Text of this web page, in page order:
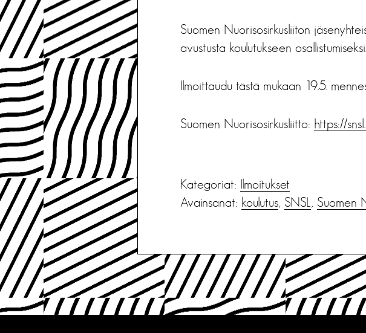
Suomen Nuorisosirkusliiton
avustusta koulutukseen osallistumiseksi.
Ilmoittaudu tästä mukaan 19.5.
Suomen Nuorisosirkusliitto: https://
Kategoriat: Ilmoitukset
Avainsanat: koulutus, SNSL , Suomen